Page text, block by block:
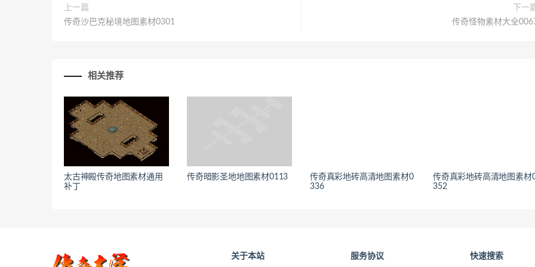
上一篇
传奇沙巴克秘境地图素材0301
下一
传奇怪物素材大全
相关推荐
太古神殿传奇地图素材通用
补丁
传奇暗影圣地地图素材0113
传奇真彩地砖高清地图素材0
336
传奇真彩地砖高清地图素材
352
关于本站 服务协议 快速搜索